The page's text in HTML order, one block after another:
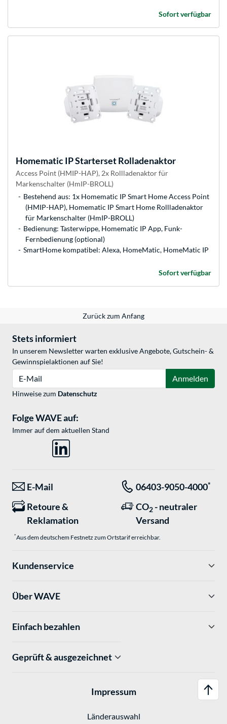
Sofort verfügbar
Homematic IPStarterset Rolladenaktor
Access Point (HMIP-HAP), 2x Rollladenaktor für
Markenschalter (HmIP-BROLL)
Bestehend aus: 1x Homematic IP Smart Home Access Point
(HMIP-HAP), Homematic IP Smart Home Rollladenaktor
für Markenschalter (HmIP-BROLL)
Bedienung: Tasterwippe, Homematic IP App, Funk-
Fernbedienung (optional)
SmartHome kompatibel: Alexa, HomeMatic, HomeMatic IP
Sofort verfügbar
Zurück zum Anfang
Stets informiert
In unserem Newsletter warten exklusive Angebote, Gutschein- &
Gewinnspielaktionen auf Sie!
Anmelden
Hinweise zum Datenschutz
Folge WAVE auf:
Immer auf dem aktuellen Stand
E-Mail 06403-9050-4000*
Retoure &
Reklamation
CO2 - neutraler
Versand
*Aus dem deutschem Festnetz zum Ortstarif erreichbar.
Kundenservice
Über WAVE
Einfach bezahlen
Geprüft & ausgezeichnet
Impressum
Länderauswahl